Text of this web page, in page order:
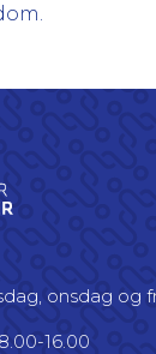
onsdag og
16.00